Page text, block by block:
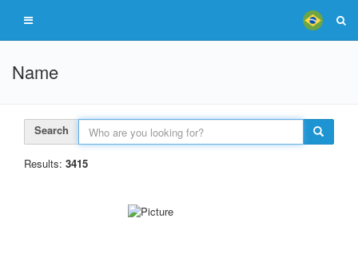
Name
Search
Results: 3415